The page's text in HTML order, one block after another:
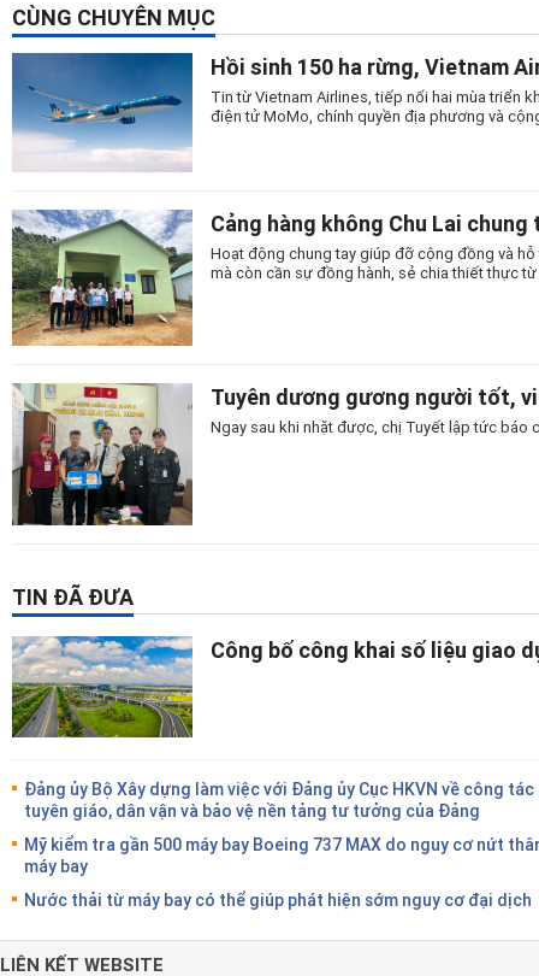
CÙNG CHUYÊN MỤC
Hồi sinh 150 ha rừng, Vietnam
Tin từ Vietnam Airlines, tiếp nối hai mùa triển
điện tử MoMo, chính quyền địa phương và
Cảng hàng không Chu Lai
Hoạt động chung tay giúp đỡ cộng đồng và
mà còn cần sự đồng hành, sẻ chia thiết thực
Tuyên dương gương người tốt,
Ngay sau khi nhặt được, chị Tuyết lập tức báo
TIN ĐÃ ĐƯA
Công bố công khai số liệu giao
Đảng ủy Bộ Xây dựng làm việc với Đảng ủy Cục HKVN về công tác
tuyên giáo, dân vận và bảo vệ nền tảng tư tưởng của Đảng
Mỹ kiểm tra gần 500 máy bay Boeing 737 MAX do nguy cơ nứt
máy bay
Nước thải từ máy bay có thể giúp phát hiện sớm nguy cơ đại dịch
LIÊN KẾT WEBSITE